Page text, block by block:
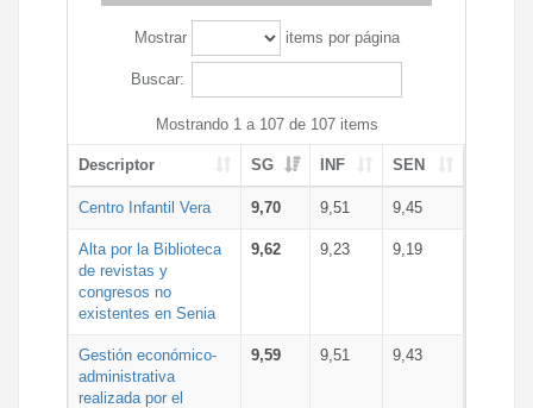
Mostrar items por página
Buscar:
Mostrando 1 a 107 de 107 items
Descriptor SG INF SEN
Centro Infantil Vera 9,70 9,51 9,45
Alta por la Biblioteca
de revistas y
congresos no
existentes en Senia
9,62 9,23 9,19
Gestión económico-
administrativa
realizada por el
9,59 9,51 9,43